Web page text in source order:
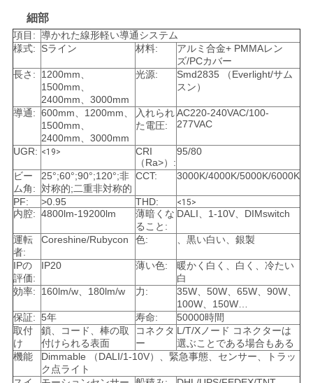
NEWS
地
PRIVACY
POLICY
細部
項目: 導かれた線形軽い導通システム
様式:
Sライン 材料:
アルミ合金+ PMMAレン
ズ/PCカバー
長さ:
1200mm、
1500mm、
2400mm、3000mm
光源:
Smd2835 （Everlight/サム
スン）
導通: 600mm、1200mm、
1500mm、
2400mm、3000mm
入れられ
た電圧:
AC220-240VAC/100-
277VAC
UGR: <19>
CRI
（Ra>）:
95/80
ビー
ム角:
25°;60°;90°;120°;非
対称的;二重非対称的
CCT: 3000K/4000K/5000K/6000K
PF: >0.95 THD: <15>
内腔: 4800lm-19200lm
薄暗くな
ること:
DALI、1-10V、DIMswitch
運転
者:
Coreshine/Rubycon 色: 、黒い白い、銀製
IPの
評価:
IP20 薄い色:
暖かく白く、白く、冷たい
白
効率:
160lm/w、180lm/w 力:
35W、50W、65W、90W、
100W、150W…
保証: 5年 寿命:
50000時間
取付
け
鎖、コード、棒の取
付けられる表面
コネクタ
ー
L/T/Xノード コネクターは
選ぶことである場合もある
機能
Dimmable （DALI/1-10V）、緊急事態、センサー、トラッ
ク点ライト